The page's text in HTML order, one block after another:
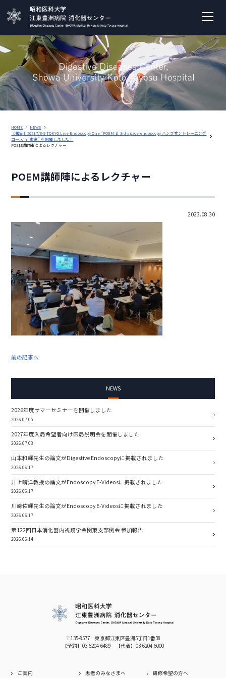
HOME
NEWS
【報告】2023.7/8-9 TOKYO Live Endoscopy One “POEM ＆ 3rd space endoscopy ハンズオントレーニング
コース in 東京” を開催しました！
POEM講師陣によるレクチャー
POEM講師陣によるレクチャー
2023.08.30
前の記事へ
NEWS
2026年度サマーセミナーを開催しました
2026.07.05
2027年度入局希望者向け医局説明会を開催しました
2026.07.03
山本和輝先生の論文がDigestive Endoscopyに掲載されました
2026.06.17
井上晴洋教授の論文がEndoscopy E-Videosに掲載されました
2026.06.17
川﨑佑輝先生の論文がEndoscopy E-Videosに掲載されました
2026.06.17
第122回日本消化器内視鏡学会関東支部例会 参加報告
2026.06.14
〒135-8577 東京都江東区豊洲5丁目1番38
【予約】 03-6204-6489 【代表】 03-6204-6000
ご案内 患者のみなさまへ 研修希望の方へ